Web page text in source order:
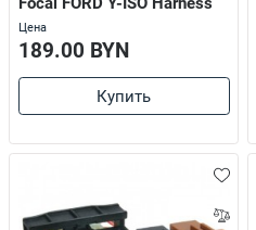
Цена
189.00 BYN
Купить